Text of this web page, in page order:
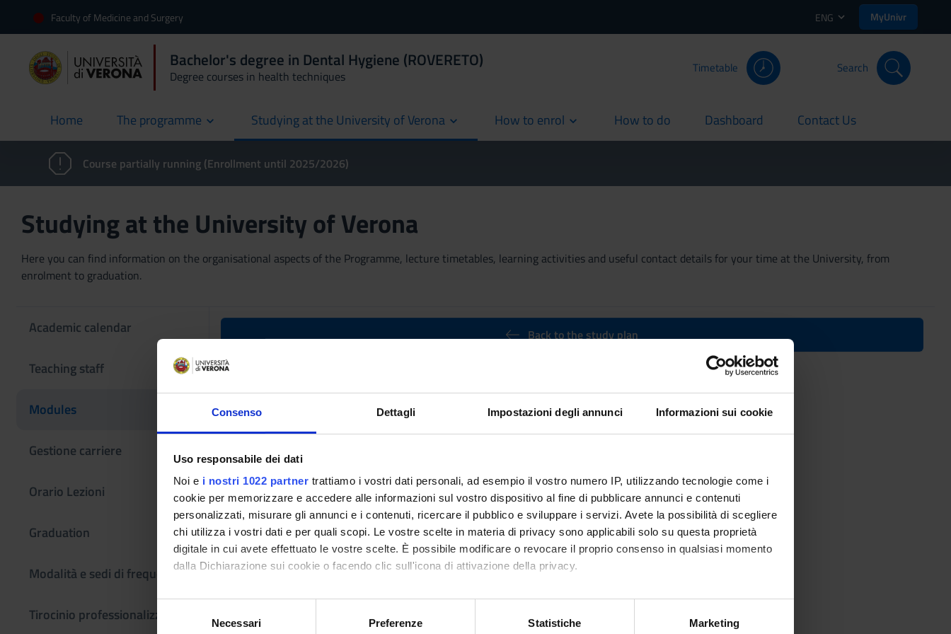
Consenso Dettagli Impostazioni degli annunci Informazioni sui cookie
Uso responsabile dei dati
Noi e i nostri 1022 partner trattiamo i vostri dati personali, ad esempio il vostro numero IP, utilizzando tecnologie come i
cookie per memorizzare e accedere alle informazioni sul vostro dispositivo al fine di pubblicare annunci e contenuti
personalizzati, misurare gli annunci e i contenuti, ricercare il pubblico e sviluppare i servizi. Avete la possibilità di scegliere
chi utilizza i vostri dati e per quali scopi. Le vostre scelte in materia di privacy sono applicabili solo su questa proprietà
digitale in cui avete effettuato le vostre scelte. È possibile modificare o revocare il proprio consenso in qualsiasi momento
dalla Dichiarazione sui cookie o facendo clic sull'icona di attivazione della privacy.
Con il tuo consenso, vorremmo anche:
raccogliere informazioni sulla tua posizione geografica, con un'approssimazione di qualche metro,
Necessari Preferenze Statistiche Marketing
Faculty of Medicine and Surgery ENG MyUnivr
Bachelor's degree in Dental Hygiene (ROVERETO)
Degree courses in health techniques
Timetable Search
Home
current The programme Studying at the University of Verona How to enrol How to do
current Dashboard
current Contact Us
current
Course partially running (Enrollment until 2025/2026)
Studying at the University of Verona
Here you can find information on the organisational aspects of the Programme, lecture timetables, learning activities and useful contact details for your time at the University, from
enrolment to graduation.
Academic calendar
Teaching staff
Modules
Gestione carriere
Orario Lezioni
Graduation
Modalità e sedi di frequenza
Tirocinio professionalizzante
Back to the study plan
Elective studies (It will be activated in the A.Y. 2019/2020)
Teaching code
4S001039
Credits
6
- - -